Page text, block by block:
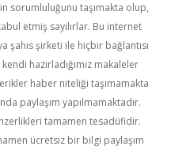
sorumluluğunu taşımakta olup,
etmiş sayılırlar. Bu internet
şahıs şirketi ile hiçbir bağlantısı
hazırladığımız makaleler
haber niteliği taşımamakta
paylaşım yapılmamaktadır.
tamamen tesadüfidir.
ücretsiz bir bilgi paylaşım